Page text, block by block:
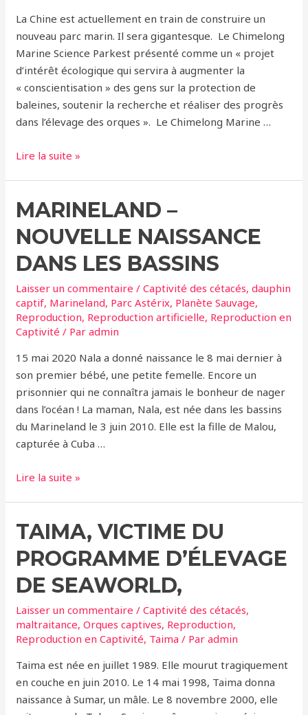
La Chine est actuellement en train de construire un
nouveau parc marin. Il sera gigantesque. Le Chimelong
Marine Science Parkest présenté comme un « projet
d’intérêt écologique qui servira à augmenter la
« conscientisation » des gens sur la protection de
baleines, soutenir la recherche et réaliser des progrès
dans l’élevage des orques ». Le Chimelong Marine …
Chine
du
grand
parc
marin
du
monde
Lire la suite »
MARINELAND –
NOUVELLE NAISSANCE
DANS LES BASSINS
Laisser un commentaire /Captivité des cétacés,dauphin
captif, Marineland, Parc Astérix, Planète Sauvage,
Reproduction, Reproduction artificielle, Reproduction en
Captivité / Paradmin
15 mai 2020 Nala a donné naissance le 8 mai dernier à
son premier bébé, une petite femelle. Encore un
prisonnier qui ne connaîtra jamais le bonheur de nager
dans l’océan ! La maman, Nala, est née dans les bassins
du Marineland le 3 juin 2010. Elle est la fille de Malou,
capturée à Cuba …
Marineland
naissance
les
bassins
Lire la suite »
TAIMA, VICTIME DU
PROGRAMME D’ÉLEVAGE
DE SEAWORLD,
Laisser un commentaire /Captivité des cétacés,
maltraitance,Orques captives, Reproduction,
Reproduction en Captivité, Taima / Paradmin
Taima est née en juillet 1989. Elle mourut tragiquement
en couche en juin 2010. Le 14 mai 1998, Taima donna
naissance à Sumar, un mâle. Le 8 novembre 2000, elle